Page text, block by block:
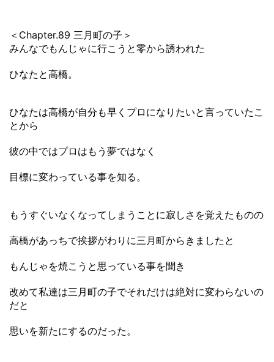
＜Chapter.89 三月町の子＞
みんなでもんじゃに行こうと零から誘われた
ひなたと高橋。
ひなたは高橋が自分も早くプロになりたいと言っていたこ
とから
彼の中ではプロはもう夢ではなく
目標に変わっている事を知る。
もうすぐいなくなってしまうことに寂しさを覚えたものの
高橋があっちで挨拶がわりに三月町からきましたと
もんじゃを焼こうと思っている事を聞き
改めて私達は三月町の子でそれだけは絶対に変わらないの
だと
思いを新たにするのだった。